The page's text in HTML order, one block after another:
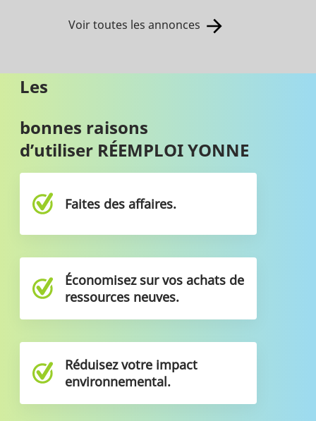
Voir toutes les annonces
Les
bonnes raisons
d’utiliser RÉEMPLOI YONNE
Faites des affaires.
Économisez sur vos achats de
ressources neuves.
Réduisez votre impact
environnemental.